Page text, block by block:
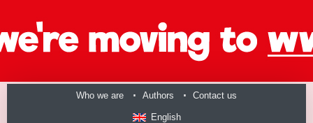
Who we are Authors Contact us
English